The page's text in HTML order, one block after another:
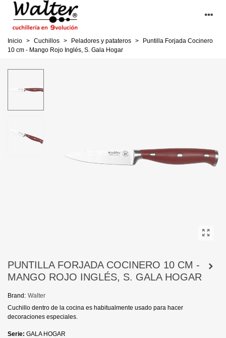
Inicio > Cuchillos > Peladores y patateros >
Puntilla Forjada Cocinero
10 cm - Mango Rojo Inglés, S. Gala Hogar
PUNTILLA FORJADA COCINERO 10 CM -
MANGO ROJO INGLÉS, S. GALA HOGAR
Brand: Walter
Cuchillo dentro de la cocina es habitualmente usado para hacer
decoraciones especiales.
Serie: GALA HOGAR